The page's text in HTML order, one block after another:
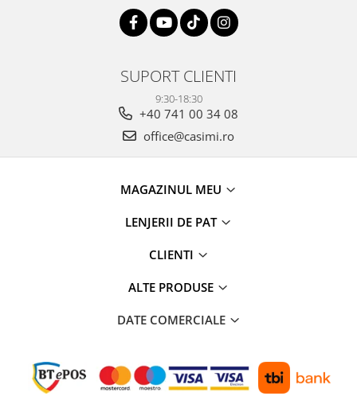
SUPORT CLIENTI
9:30-18:30
+40 741 00 34 08
office@casimi.ro
MAGAZINUL MEU
LENJERII DE PAT
CLIENTI
ALTE PRODUSE
DATE COMERCIALE